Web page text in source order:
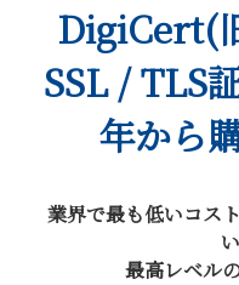
DigiCert(
SSL / TLS
年から
業界で最も低いコス
最高レベル